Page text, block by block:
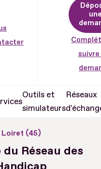
suivre
Outils et
simulateurs
Réseaux
Loiret (45)
Réseau des